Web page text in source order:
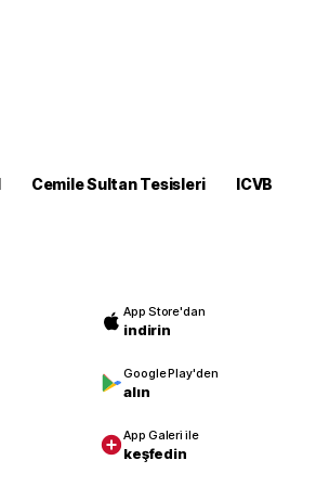
Cemile Sultan Tesisleri
ICVB
App Store'dan
indirin
Google Play'den
alın
App Galeri ile
keşfedin